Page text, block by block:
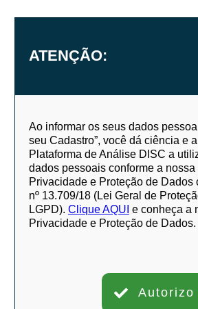
ATENÇÃO:
Ao informar os seus dados
seu Cadastro”, você dá ciência e
Plataforma de Análise DISC a
dados pessoais conforme a
Privacidade e Proteção de Dados
nº 13.709/18 (Lei Geral de
LGPD). Clique AQUI e conheça a
Privacidade e Proteção de Dados.
Autorizo